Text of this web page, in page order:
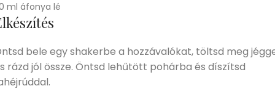
ml áfonya lé
bele egy shakerbe a hozzávalókat, töltsd meg
rázd jól össze. Öntsd lehűtött pohárba és díszítsd